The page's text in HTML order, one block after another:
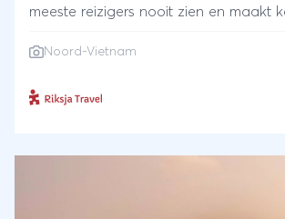
meeste reizigers nooit zien en maakt
peddelt door oerwoud en vaart tussen
Noord-Vietnam